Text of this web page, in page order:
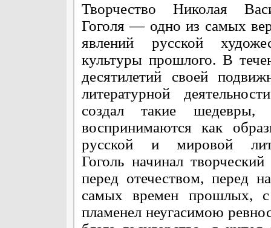
Творчество Николая
Гоголя — одно из самых
явлений русской
культуры прошлого. В
десятилетий своей
литературной
создал такие шедевры,
воспринимаются как
русской и мировой
Гоголь начинал
перед отечеством, перед
самых времен прошлых,
пламенел неугасимою